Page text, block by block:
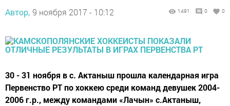
Автор, 9 ноября 2017 - 10:12 1491 0 0
30 - 31 ноября в с. Актаныш прошла календарная игра
Первенство РТ по хоккею среди команд девушек 2004-
2006 г.р., между командами «Лачын» с.Актаныш,